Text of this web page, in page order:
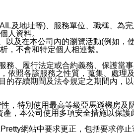
及地址等)、服務單位、職稱、為
人資料。
及在本公司內的瀏覽活動(例如
，不會和特定個人相連繫。
、履行法定或合約義務、保護當
照各該服務之性質，蒐集、處理
存續期間及法令規定之期間內，
，特別使用最高等級亞馬遜機房及
，本公司使用多項安全措施以保護
網站中要求更正，包括要求停止